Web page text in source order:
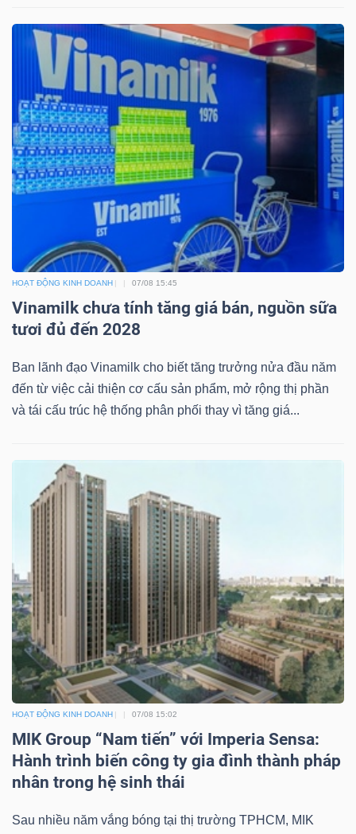
HOẠT ĐỘNG KINH DOANH 07/08 15:45
Vinamilk chưa tính tăng giá bán, nguồn sữa
tươi đủ đến 2028
Ban lãnh đạo Vinamilk cho biết tăng trưởng nửa đầu năm
đến từ việc cải thiện cơ cấu sản phẩm, mở rộng thị phần
và tái cấu trúc hệ thống phân phối thay vì tăng giá...
HOẠT ĐỘNG KINH DOANH 07/08 15:02
MIK Group “Nam tiến” với Imperia Sensa:
Hành trình biến công ty gia đình thành pháp
nhân trong hệ sinh thái
Sau nhiều năm vắng bóng tại thị trường TPHCM, MIK
Mã
chứng
khoán
(-)
Tất cả Cổ phiếu Chỉ số Chứng chỉ quỹ
Tất cả Người nội bộ
Tin
(-)
tác
giả
Báo
cáo
phân
tích
(-)
Thuật
ngữ
(-)